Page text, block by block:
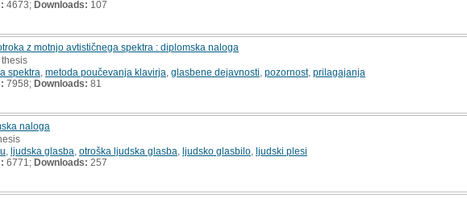
4673; Downloads: 107
z motnjo avtističnega spektra : diplomska naloga
spektra metoda poučevanja klavirja glasbene dejavnosti pozornost, prilagajanja
7958; Downloads: 81
naloga
ljudska glasba otroška ljudska glasba ljudsko glasbilo ljudski plesi
6771; Downloads: 257